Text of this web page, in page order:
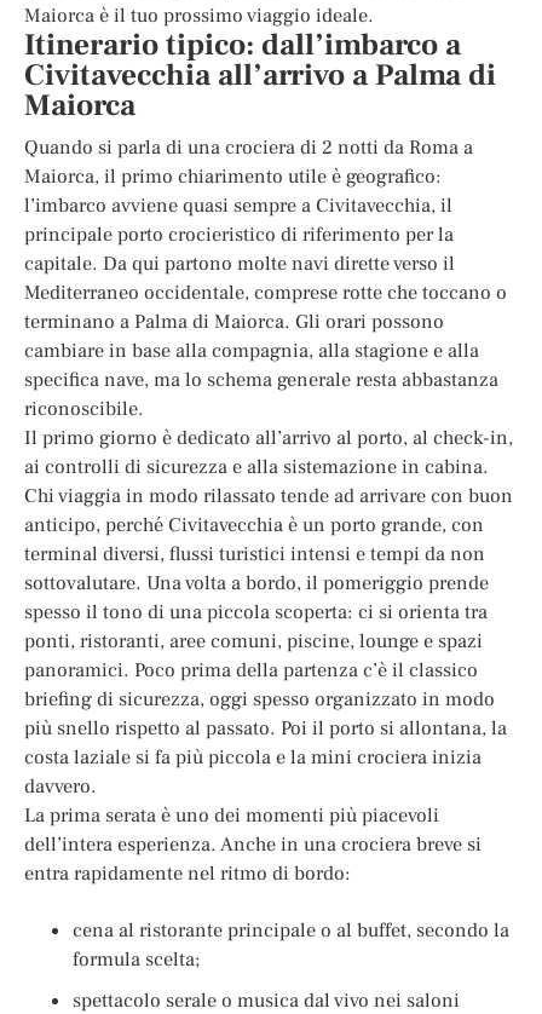
Maiorca è il tuo prossimo viaggio ideale.
Itinerario tipico: dall’imbarco a
Civitavecchia all’arrivo a Palma di
Maiorca
Quando si parla di una crociera di 2 notti da Roma a
Maiorca, il primo chiarimento utile è geografico:
l’imbarco avviene quasi sempre a Civitavecchia, il
principale porto crocieristico di riferimento per la
capitale. Da qui partono molte navi dirette verso il
Mediterraneo occidentale, comprese rotte che toccano o
terminano a Palma di Maiorca. Gli orari possono
cambiare in base alla compagnia, alla stagione e alla
specifica nave, ma lo schema generale resta abbastanza
riconoscibile.
Il primo giorno è dedicato all’arrivo al porto, al check-in,
ai controlli di sicurezza e alla sistemazione in cabina.
Chi viaggia in modo rilassato tende ad arrivare con buon
anticipo, perché Civitavecchia è un porto grande, con
terminal diversi, flussi turistici intensi e tempi da non
sottovalutare. Una volta a bordo, il pomeriggio prende
spesso il tono di una piccola scoperta: ci si orienta tra
ponti, ristoranti, aree comuni, piscine, lounge e spazi
panoramici. Poco prima della partenza c’è il classico
briefing di sicurezza, oggi spesso organizzato in modo
più snello rispetto al passato. Poi il porto si allontana, la
costa laziale si fa più piccola e la mini crociera inizia
davvero.
La prima serata è uno dei momenti più piacevoli
dell’intera esperienza. Anche in una crociera breve si
entra rapidamente nel ritmo di bordo:
cena al ristorante principale o al buffet, secondo la
formula scelta;
spettacolo serale o musica dal vivo nei saloni